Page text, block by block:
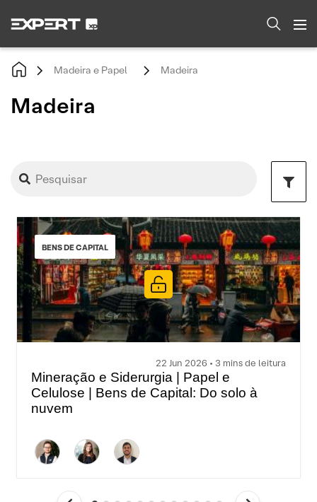
Madeira e Papel Madeira
Madeira
BENS DE CAPITAL
22 Jun 2026 • 3 mins de leitura
Mineração e Siderurgia | Papel e
Celulose | Bens de Capital: Do solo à
nuvem